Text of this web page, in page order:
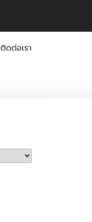
ติดต่อเรา